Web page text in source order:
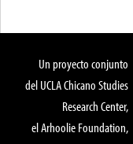
Un proyecto conjunto
del UCLA Chicano Studies
Research Center,
el Arhoolie Foundation,